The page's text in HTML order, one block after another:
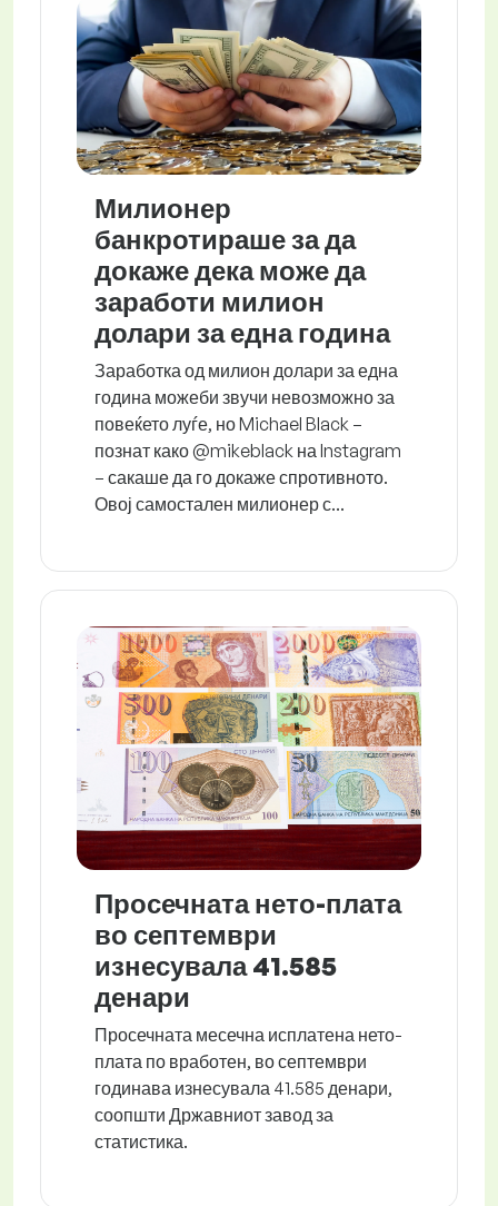
Милионер
банкротираше за да
докаже дека може да
заработи милион
долари за една година
Заработка од милион долари за една
година можеби звучи невозможно за
повеќето луѓе, но Michael Black –
познат како @mikeblack на Instagram
– сакаше да го докаже спротивното.
Овој самостален милионер с...
Просечната нето-плата
во септември
изнесувала 41.585
денари
Просечната месечна исплатена нето-
плата по вработен, во септември
годинава изнесувала 41.585 денари,
соопшти Државниот завод за
статистика.